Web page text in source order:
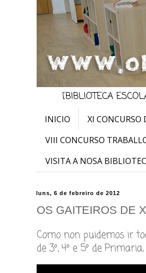
INICIO XI CONCURSO
VIII CONCURSO
VISITA A NOSA
luns, 6 de febreiro de 2012
OS GAITEIROS DE
Como non puidemos ir
de 3º, 4º e 5º de